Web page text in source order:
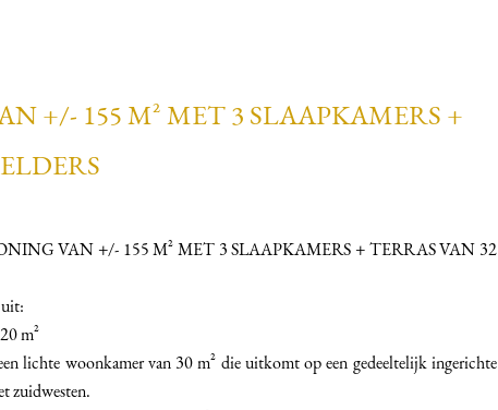
+/- 155 M² MET 3 SLAAPKAMERS +
VAN +/- 155 M² MET 3 SLAAPKAMERS + TERRAS VAN 32
uit:
m²
lichte woonkamer van 30 m² die uitkomt op een gedeeltelijk ingerichte
zuidwesten.